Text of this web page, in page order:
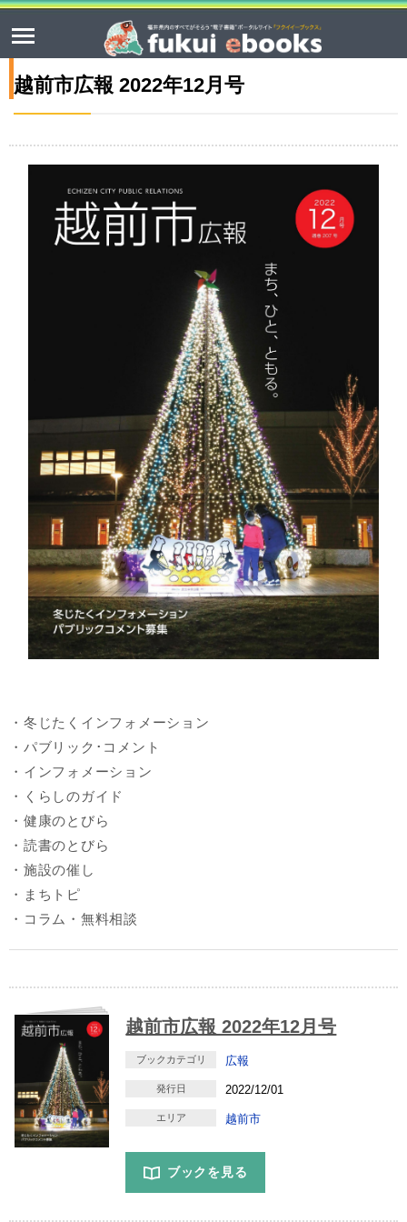
越前市広報 2022年12月号
・冬じたくインフォメーション
・パブリック･コメント
・インフォメーション
・くらしのガイド
・健康のとびら
・読書のとびら
・施設の催し
・まちトピ
・コラム・無料相談
越前市広報 2022年12月号
ブックカテゴリ 広報
発行日 2022/12/01
エリア 越前市
ブックを見る